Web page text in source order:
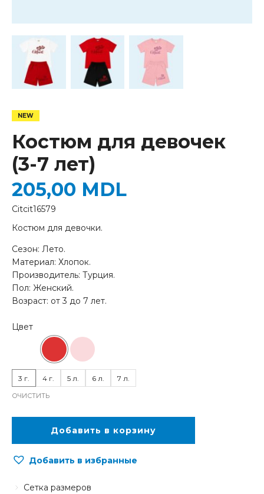
Костюм для девочек
(3-7 лет)
Костюм для девочки.
Сезон: Лето.
Материал: Хлопок.
Производитель: Турция.
Пол: Женский.
Возраст: от 3 до 7 лет.
205,00 MDL
3 г. 4 г. 5 л. 6 л. 7 л.
ОЧИСТИТЬ
Добавить в корзину
Добавить в избранные
Citcit16579
Сетка размеров